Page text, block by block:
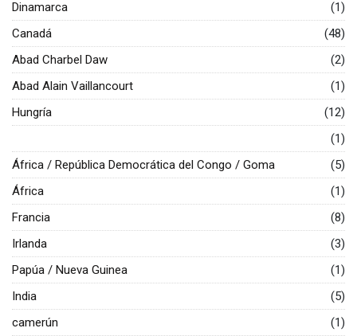
Dinamarca
(1)
Canadá
(48)
Abad Charbel Daw
(2)
Abad Alain Vaillancourt
(1)
Hungría
(12)
(1)
África / República Democrática del Congo / Goma
(5)
África
(1)
Francia
(8)
Irlanda
(3)
Papúa / Nueva Guinea
(1)
India
(5)
camerún
(1)